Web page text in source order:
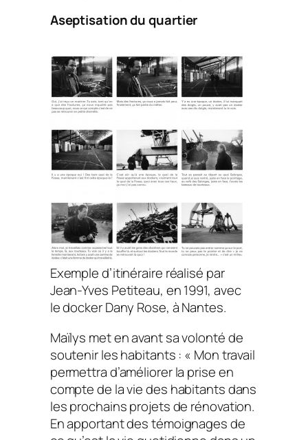
Aseptisation du quartier
Exemple d’itinéraire réalisé par
Jean-Yves Petiteau, en 1991, avec
le docker Dany Rose, à Nantes.
Maïlys met en avant sa volonté de
soutenir les habitants : « Mon travail
permettra d’améliorer la prise en
compte de la vie des habitants dans
les prochains projets de rénovation.
En apportant des témoignages de